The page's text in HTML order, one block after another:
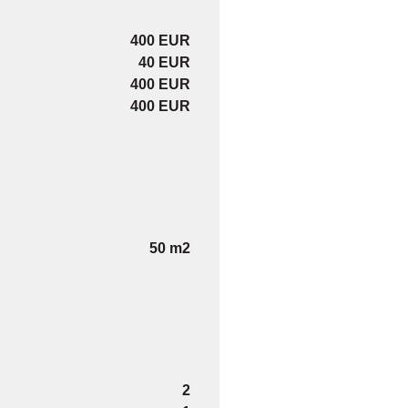
400 EUR
40 EUR
400 EUR
400 EUR
50 m2
2